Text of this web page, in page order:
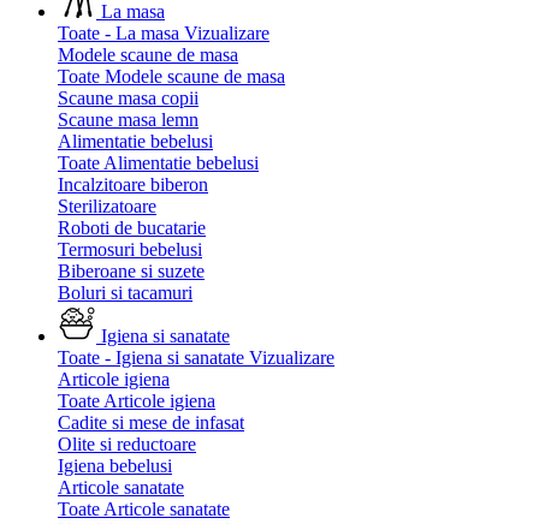
La masa
Toate - La masa Vizualizare
Modele scaune de masa
Toate Modele scaune de masa
Scaune masa copii
Scaune masa lemn
Alimentatie bebelusi
Toate Alimentatie bebelusi
Incalzitoare biberon
Sterilizatoare
Roboti de bucatarie
Termosuri bebelusi
Biberoane si suzete
Boluri si tacamuri
Igiena si sanatate
Toate - Igiena si sanatate Vizualizare
Articole igiena
Toate Articole igiena
Cadite si mese de infasat
Olite si reductoare
Igiena bebelusi
Articole sanatate
Toate Articole sanatate